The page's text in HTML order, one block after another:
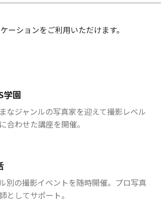
ーションをご利用いただけます。
学園
なジャンルの写真家を迎えて撮影レベル
合わせた講座を開催。
別の撮影イベントを随時開催。プロ写真
としてサポート。